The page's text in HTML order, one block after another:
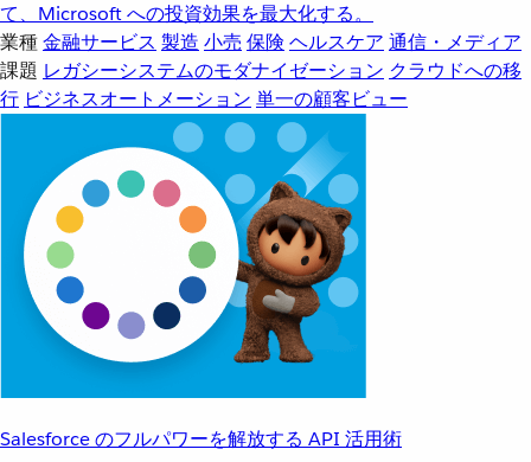
て、Microsoft への投資効果を最大化する。
業種金融サービス 製造 小売 保険 ヘルスケア 通信・メディア
課題 レガシーシステムのモダナイゼーション クラウドへの移
行 ビジネスオートメーション 単一の顧客ビュー
Salesforce のフルパワーを解放する API 活用術